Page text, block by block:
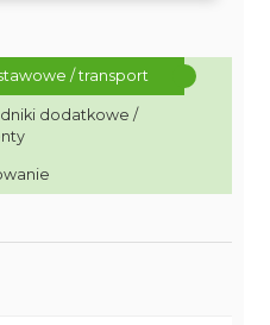
/ transport
dodatkowe /